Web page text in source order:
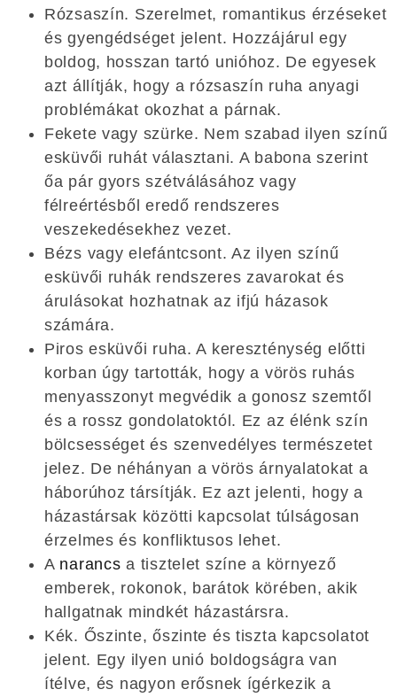
Rózsaszín. Szerelmet, romantikus érzéseket
és gyengédséget jelent. Hozzájárul egy
boldog, hosszan tartó unióhoz. De egyesek
azt állítják, hogy a rózsaszín ruha anyagi
problémákat okozhat a párnak.
Fekete vagy szürke. Nem szabad ilyen színű
esküvői ruhát választani. A babona szerint
őa pár gyors szétválásához vagy
félreértésből eredő rendszeres
veszekedésekhez vezet.
Bézs vagy elefántcsont. Az ilyen színű
esküvői ruhák rendszeres zavarokat és
árulásokat hozhatnak az ifjú házasok
számára.
Piros esküvői ruha. A kereszténység előtti
korban úgy tartották, hogy a vörös ruhás
menyasszonyt megvédik a gonosz szemtől
és a rossz gondolatoktól. Ez az élénk szín
bölcsességet és szenvedélyes természetet
jelez. De néhányan a vörös árnyalatokat a
háborúhoz társítják. Ez azt jelenti, hogy a
házastársak közötti kapcsolat túlságosan
érzelmes és konfliktusos lehet.
A narancs a tisztelet színe a környező
emberek, rokonok, barátok körében, akik
hallgatnak mindkét házastársra.
Kék. Őszinte, őszinte és tiszta kapcsolatot
jelent. Egy ilyen unió boldogságra van
ítélve, és nagyon erősnek ígérkezik a